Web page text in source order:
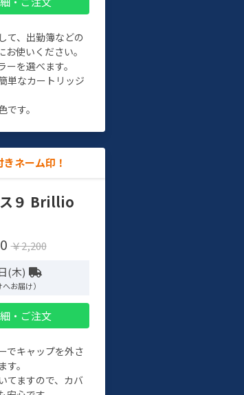
て、出勤簿などの
お使いください。
を選べます。
単なカートリッジ
です。
ネーム印！
９ Brillio
￥2,200
(木)
お届け）
・ご注文
でキャップを外さ
。
てますので、カバ